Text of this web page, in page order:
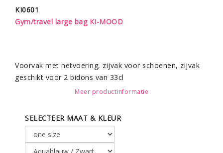
KI0601
Gym/travel large bag KI-MOOD
Voorvak met netvoering, zijvak voor schoenen, zijvak
geschikt voor 2 bidons van 33cl
verkrijgbaar in 3 kleur/combinaties.
Meer productinformatie
SELECTEER MAAT & KLEUR